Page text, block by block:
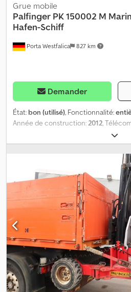
Porta Westfalica 827 km
Grue mobile
Palfinger PK 150002 M
Hafen-Schiff
Demander
État: bon (utilisé), Fonctionnalité:
Année de construction:2012,